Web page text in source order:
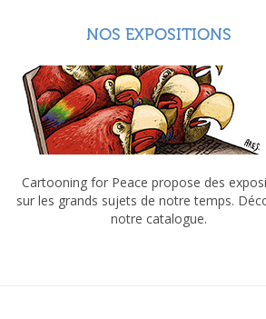
NOS EXPOSITIONS
Cartooning for Peace propose des
sur les grands sujets de notre temps.
notre catalogue.